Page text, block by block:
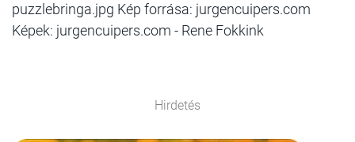
puzzlebringa.jpg Kép forrása: jurgencuipers.com
Képek: jurgencuipers.com - Rene Fokkink
Hirdetés